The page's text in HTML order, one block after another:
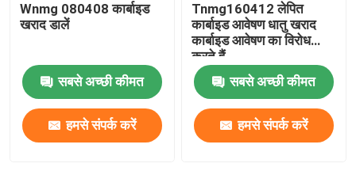
थ्रेड एंड मिल
चम्फर एंड मिल
टंगस्टन कार्बाइड ड्रिल बिट्स
Wnmg 080408 कार्बाइड
खराद डालें
सबसे अच्छी कीमत
हमसे संपर्क करें
Tnmg160412 लेपित
कार्बाइड आवेषण धातु खराद
कार्बाइड आवेषण का विरोध
करते हैं
सबसे अच्छी कीमत
हमसे संपर्क करें